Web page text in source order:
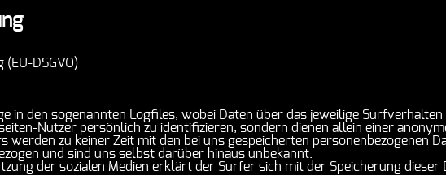
DSGVO)
in den sogenannten Logfiles, wobei Daten über das jeweilige
Nutzer persönlich zu identifizieren, sondern dienen allein einer
werden zu keiner Zeit mit den bei uns gespeicherten personenbezogenen
und sind uns selbst darüber hinaus unbekannt.
der sozialen Medien erklärt der Surfer sich mit der Speicherung dieser